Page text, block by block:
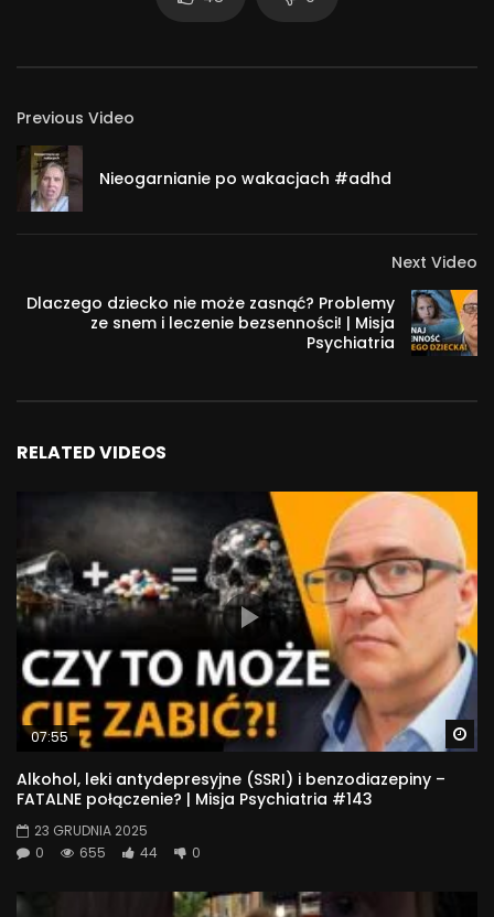
Previous Video
Nieogarnianie po wakacjach #adhd
Next Video
Dlaczego dziecko nie może zasnąć? Problemy
ze snem i leczenie bezsenności! | Misja
Psychiatria
RELATED VIDEOS
07:55
Alkohol, leki antydepresyjne (SSRI) i benzodiazepiny –
FATALNE połączenie? | Misja Psychiatria #143
23 GRUDNIA 2025
0
655 44 0